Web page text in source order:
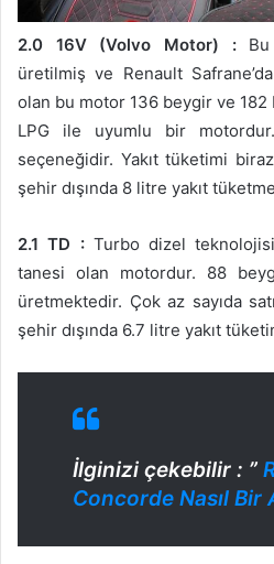
2.0 16V (Volvo Motor) :Bu
üretilmiş ve Renault
olan bu motor 136 beygir ve
LPG ile uyumlu bir
seçeneğidir. Yakıt tüketimi
şehir dışında 8 litre yakıt
2.1 TD : Turbo dizel
tanesi olan motordur. 88
üretmektedir. Çok az sayıda
şehir dışında 6.7 litre yakıt
İlginizi çekebilir : ”
Concorde Nasıl Bir